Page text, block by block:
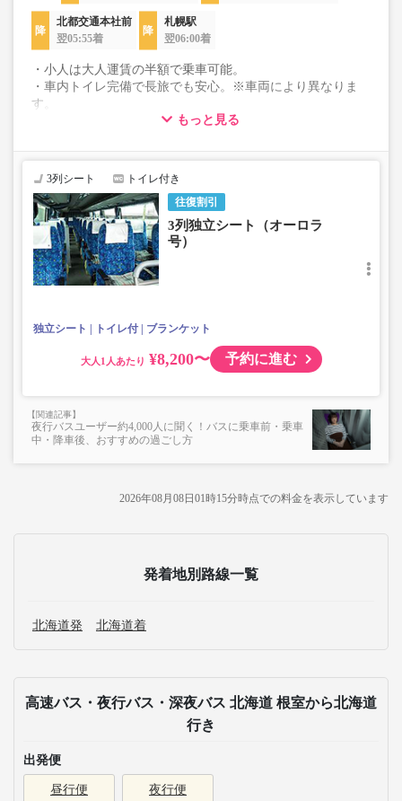
北都交通本社前
翌05:55着
札幌駅
翌06:00着
・小人は大人運賃の半額で乗車可能。
・車内トイレ完備で長旅でも安心。※車両により異なりま
す。
・3列シートでゆったり快適なバス旅を。
もっと見る
往復割引
3列シート トイレ付き
3列独立シート（オーロラ
号）
独立シート トイレ付 ブランケット
大人 ¥8,200〜 予約に進む
夜行バスユーザー約4,000人に聞く！バスに乗車前・乗車
中・降車後、おすすめの過ごし方
2026年08月08日01時15分時点での料金を表示しています
発着地別路線一覧
北海道発 北海道着
高速バス・夜行バス・深夜バス 北海道 根室から北海道
行き
出発便
昼行便 夜行便